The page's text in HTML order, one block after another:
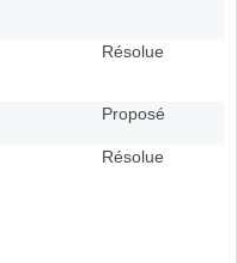
Résolue
Proposé
Résolue